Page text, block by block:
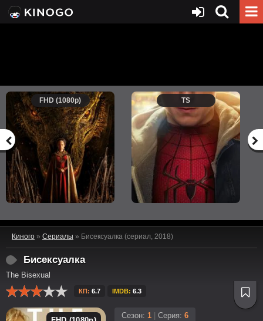
FHD (1080p) TS
Киного » Сериалы » Бисексуалка (сериал, 2018)
Бисексуалка
The Bisexual
КП: 6.7 IMDB: 6.3
Сезон: 1 Серия: 6